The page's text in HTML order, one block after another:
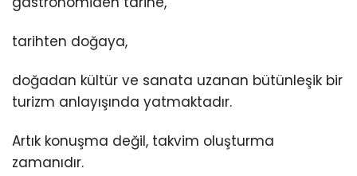
tarihten doğaya,
doğadan kültür ve sanata uzanan bütünleşik bir
turizm anlayışında yatmaktadır.
Artık konuşma değil, takvim oluşturma
zamanıdır.